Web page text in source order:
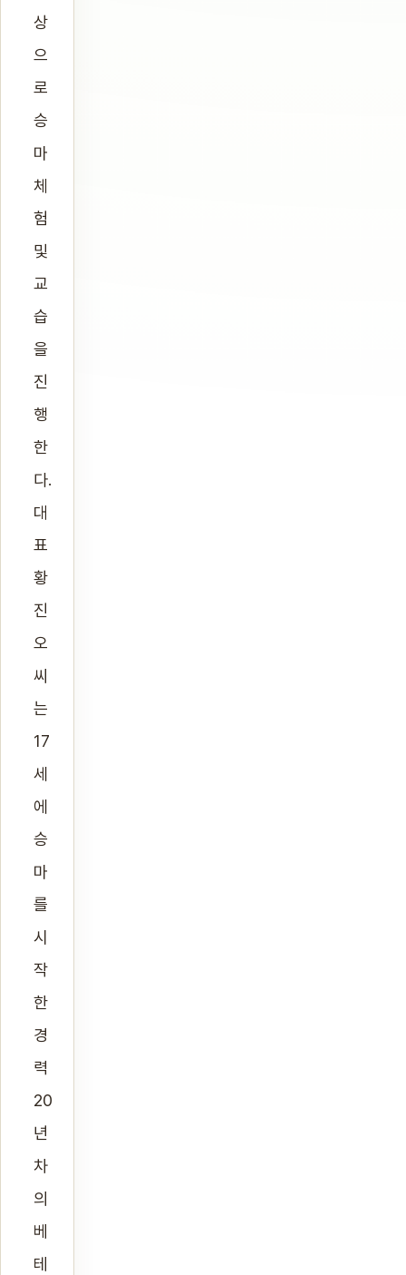
상
으
로
승
마
체
험
및
교
습
을
진
행
한
다.
대
표
황
진
오
씨
는
17
세
에
승
마
를
시
작
한
경
력
20
년
차
의
베
테